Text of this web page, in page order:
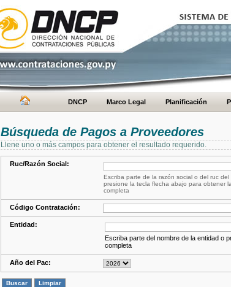
DNCP Marco Legal Planificación
Búsqueda de Pagos a Proveedores
Llene uno o más campos para obtener el resultado requerido.
Ruc/Razón Social:
Escriba parte de la razón social o del ruc del
presione la tecla flecha abajo para obtener
completa
Código Contratación:
Entidad:
Escriba parte del nombre de la entidad o
completa
Año del Pac: